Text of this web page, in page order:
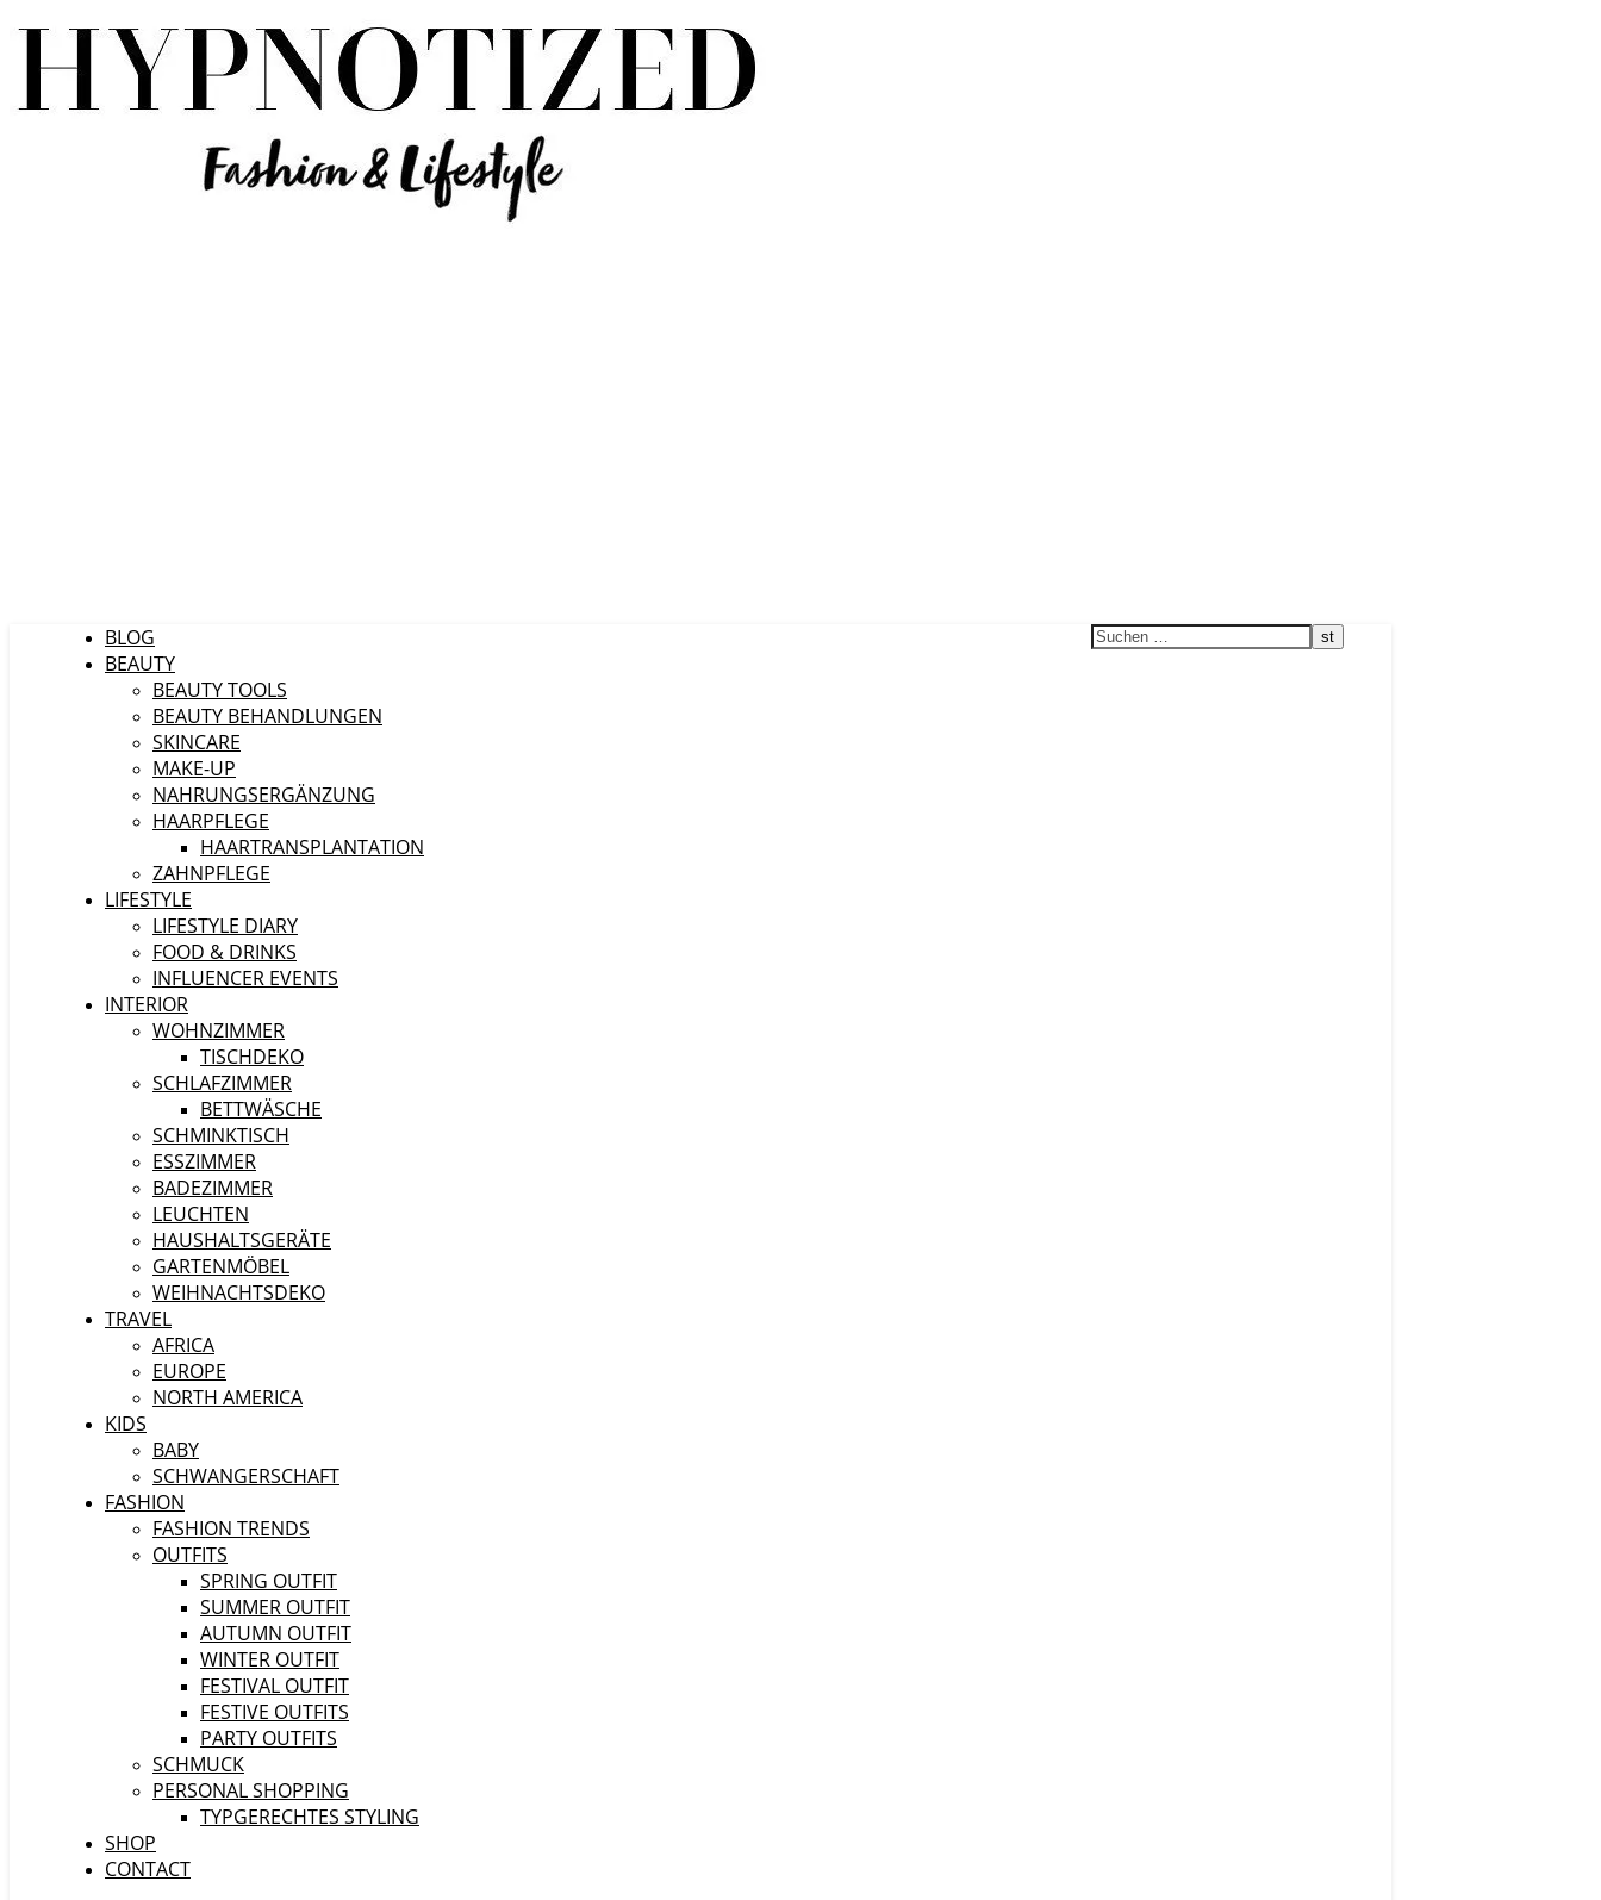
BLOG
BEAUTY
BEAUTY TOOLS
BEAUTY BEHANDLUNGEN
SKINCARE
MAKE-UP
NAHRUNGSERGÄNZUNG
HAARPFLEGE
HAARTRANSPLANTATION
ZAHNPFLEGE
LIFESTYLE
LIFESTYLE DIARY
FOOD & DRINKS
INFLUENCER EVENTS
INTERIOR
WOHNZIMMER
TISCHDEKO
SCHLAFZIMMER
BETTWÄSCHE
SCHMINKTISCH
ESSZIMMER
BADEZIMMER
LEUCHTEN
HAUSHALTSGERÄTE
GARTENMÖBEL
WEIHNACHTSDEKO
TRAVEL
AFRICA
EUROPE
NORTH AMERICA
KIDS
BABY
SCHWANGERSCHAFT
FASHION
FASHION TRENDS
OUTFITS
SPRING OUTFIT
SUMMER OUTFIT
AUTUMN OUTFIT
WINTER OUTFIT
FESTIVAL OUTFIT
FESTIVE OUTFITS
PARTY OUTFITS
SCHMUCK
PERSONAL SHOPPING
TYPGERECHTES STYLING
SHOP
CONTACT